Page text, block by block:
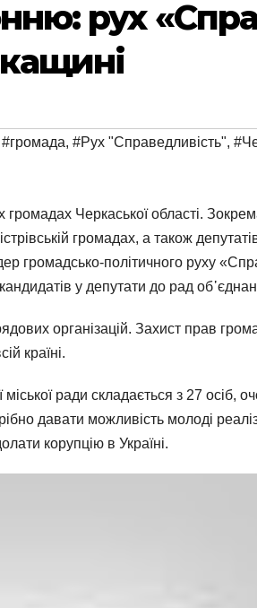
рух
#громада, #Рух "Справедливість",
Черкаської області.
громадах, а також
громадсько-політичного руху
у депутати до рад
організацій. Захист прав
країні.
ради складається з 27 осіб,
давати можливість молоді
корупцію в Україні.